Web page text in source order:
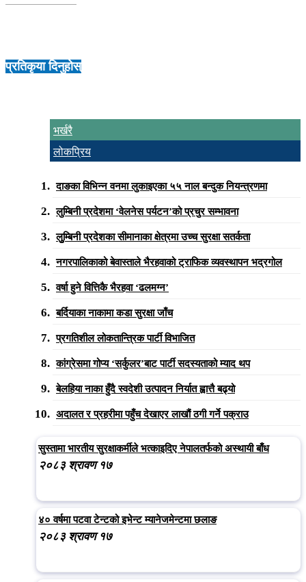
प्रतिकृया दिनुहोस्
भर्खरै
लोकप्रिय
दाङका विभिन्न वनमा लुकाइएका ५५ नाल बन्दुक नियन्त्रणमा
लुम्बिनी प्रदेशमा ‘वेलनेस पर्यटन’को प्रचुर सम्भावना
लुुम्बिनी प्रदेशका सीमानाका क्षेत्रमा उच्च सुरक्षा सतर्कता
नगरपालिकाको बेवास्ताले भैरहवाको ट्राफिक व्यवस्थापन भद्रगोल
वर्षा हुने वित्तिकै भैरहवा ‘ढलमग्न’
बर्दियाका नाकामा कडा सुरक्षा जाँच
प्रगतिशील लोकतान्त्रिक पार्टी विभाजित
कांग्रेसमा गोप्य ‘सर्कुलर’बाट पार्टी सदस्यताको म्याद थप
बेलहिया नाका हुँदै स्वदेशी उत्पादन निर्यात ह्वात्तै बढ्यो
अदालत र प्रहरीमा पहुँच देखाएर लाखौं ठगी गर्ने पक्राउ
सुस्तामा भारतीय सुरक्षाकर्मीले भत्काइदिए नेपालतर्फको अस्थायी बाँध
२०८३ श्रावण १७
४० वर्षमा पटवा टेन्टको इभेन्ट म्यानेजमेन्टमा छलाङ
२०८३ श्रावण १७